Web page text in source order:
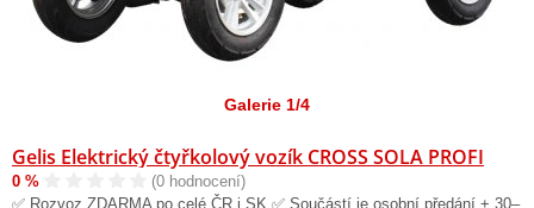
Galerie 1/4
Gelis Elektrický čtyřkolový vozík CROSS SOLA PROFI
0 %
(0 hodnocení)
✅ Rozvoz ZDARMA po celé ČR i SK ✅ Součástí je osobní předání + 30–